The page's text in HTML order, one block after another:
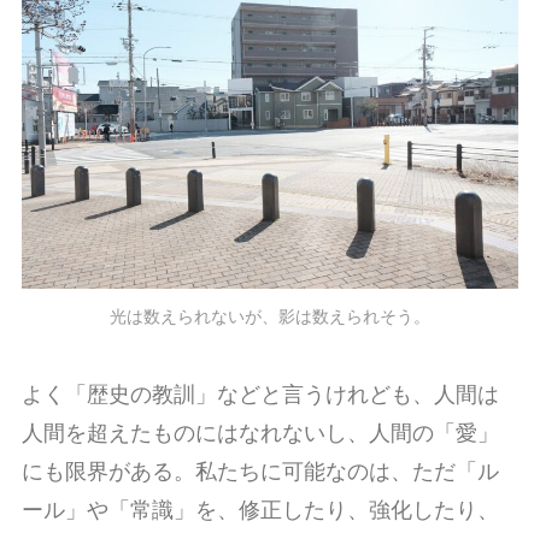
光は数えられないが、影は数えられそう。
よく「歴史の教訓」などと言うけれども、人間は
人間を超えたものにはなれないし、人間の「愛」
にも限界がある。私たちに可能なのは、ただ「ル
ール」や「常識」を、修正したり、強化したり、